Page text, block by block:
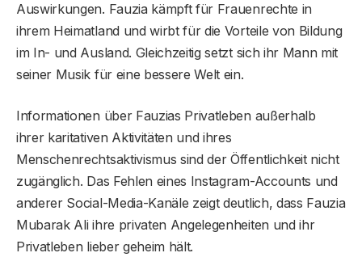
Auswirkungen. Fauzia kämpft für Frauenrechte in
ihrem Heimatland und wirbt für die Vorteile von Bildung
im In- und Ausland. Gleichzeitig setzt sich ihr Mann mit
seiner Musik für eine bessere Welt ein.
Informationen über Fauzias Privatleben außerhalb
ihrer karitativen Aktivitäten und ihres
Menschenrechtsaktivismus sind der Öffentlichkeit nicht
zugänglich. Das Fehlen eines Instagram-Accounts und
anderer Social-Media-Kanäle zeigt deutlich, dass Fauzia
Mubarak Ali ihre privaten Angelegenheiten und ihr
Privatleben lieber geheim hält.